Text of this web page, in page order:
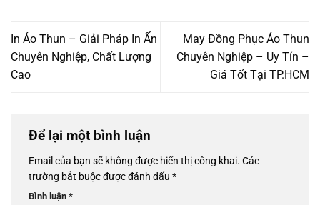
In Áo Thun – Giải Pháp In Ấn
Chuyên Nghiệp, Chất Lượng
Cao
May Đồng Phục Áo Thun
Chuyên Nghiệp – Uy Tín –
Giá Tốt Tại TP.HCM
Để lại một bình luận
Email của bạn sẽ không được hiển thị công khai. Các
trường bắt buộc được đánh dấu *
Bình luận *